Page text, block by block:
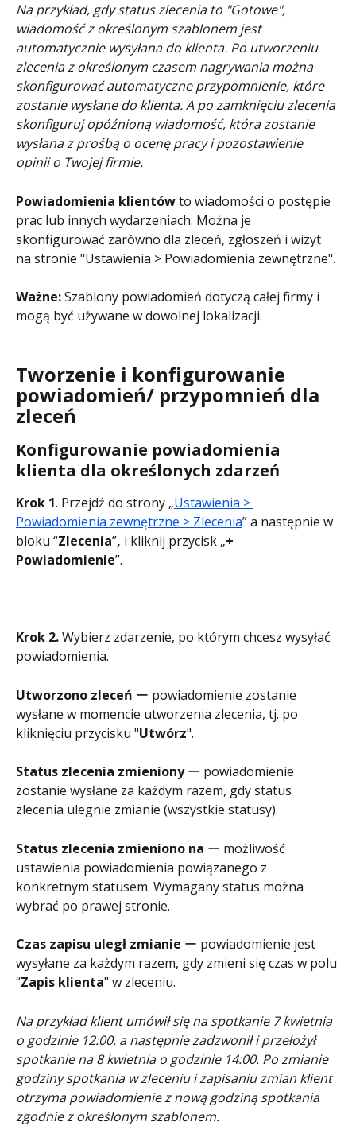
Na przykład, gdy status zlecenia to "Gotowe",
wiadomość z określonym szablonem jest
automatycznie wysyłana do klienta. Po utworzeniu
zlecenia z określonym czasem nagrywania można
skonfigurować automatyczne przypomnienie, które
zostanie wysłane do klienta. A po zamknięciu zlecenia
skonfiguruj opóźnioną wiadomość, która zostanie
wysłana z prośbą o ocenę pracy i pozostawienie
opinii o Twojej firmie.
Powiadomienia klientów to wiadomości o postępie
prac lub innych wydarzeniach. Można je
skonfigurować zarówno dla zleceń, zgłoszeń i wizyt
na stronie "Ustawienia > Powiadomienia zewnętrzne".
Ważne: Szablony powiadomień dotyczą całej firmy i
mogą być używane w dowolnej lokalizacji.
Tworzenie i konfigurowanie
powiadomień/ przypomnień dla
zleceń
Konfigurowanie powiadomienia
klienta dla określonych zdarzeń
Krok 1. Przejdź do strony „Ustawienia >
Powiadomienia zewnętrzne > Zlecenia” a następnie w
bloku “Zlecenia”, i kliknij przycisk „+
Powiadomienie”.
Krok 2. Wybierz zdarzenie, po którym chcesz wysyłać
powiadomienia.
Utworzono zleceń ー powiadomienie zostanie
wysłane w momencie utworzenia zlecenia, tj. po
kliknięciu przycisku "Utwórz".
Status zlecenia zmieniony ー powiadomienie
zostanie wysłane za każdym razem, gdy status
zlecenia ulegnie zmianie (wszystkie statusy).
Status zlecenia zmieniono na ー możliwość
ustawienia powiadomienia powiązanego z
konkretnym statusem. Wymagany status można
wybrać po prawej stronie.
Czas zapisu uległ zmianie ー powiadomienie jest
wysyłane za każdym razem, gdy zmieni się czas w polu
“Zapis klienta" w zleceniu.
Na przykład klient umówił się na spotkanie 7 kwietnia
o godzinie 12:00, a następnie zadzwonił i przełożył
spotkanie na 8 kwietnia o godzinie 14:00. Po zmianie
godziny spotkania w zleceniu i zapisaniu zmian klient
otrzyma powiadomienie z nową godziną spotkania
zgodnie z określonym szablonem.